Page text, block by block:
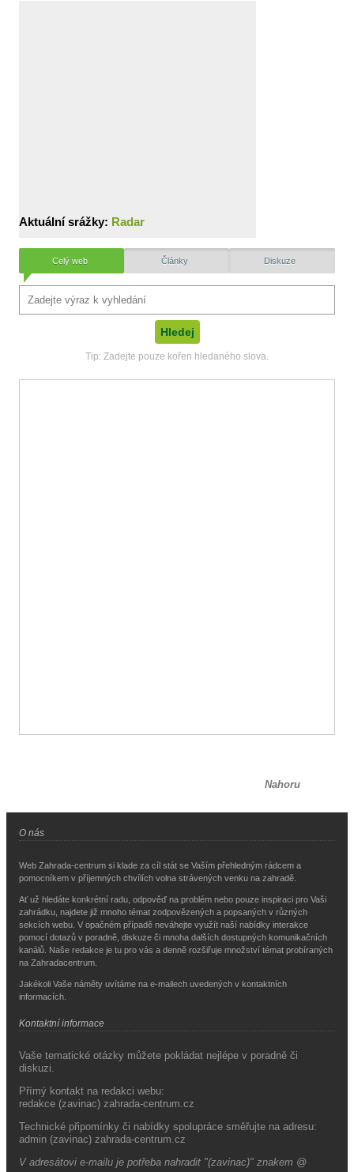
Aktuální srážky: Radar
Celý web Články Diskuze
Tip: Zadejte pouze kořen hledaného slova.
Nahoru
O nás
Web Zahrada-centrum si klade za cíl stát se Vaším přehledným rádcem a
pomocníkem v příjemných chvílích volna strávených venku na zahradě.
Ať už hledáte konkrétní radu, odpověď na problém nebo pouze inspiraci pro Vaši
zahrádku, najdete již mnoho témat zodpovězených a popsaných v různých
sekcích webu. V opačném případě neváhejte využít naší nabídky interakce
pomocí dotazů v poradně, diskuze či mnoha dalších dostupných komunikačních
kanálů. Naše redakce je tu pro vás a denně rozšiřuje množství témat probíraných
na Zahradacentrum.
Jakékoli Vaše náměty uvítáme na e-mailech uvedených v kontaktních
informacích.
Kontaktní informace
Vaše tematické otázky můžete pokládat nejlépe v poradně či
diskuzi.
Přímý kontakt na redakci webu:
redakce (zavinac) zahrada-centrum.cz
Technické připomínky či nabídky spolupráce směřujte na adresu:
admin (zavinac) zahrada-centrum.cz
V adresátovi e-mailu je potřeba nahradit "(zavinac)" znakem @